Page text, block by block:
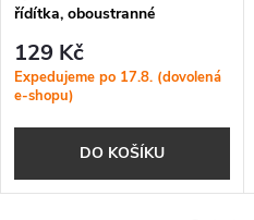
řídítka, oboustranné
129 Kč
Expedujeme po 17.8. (dovolená
e-shopu)
DO KOŠÍKU